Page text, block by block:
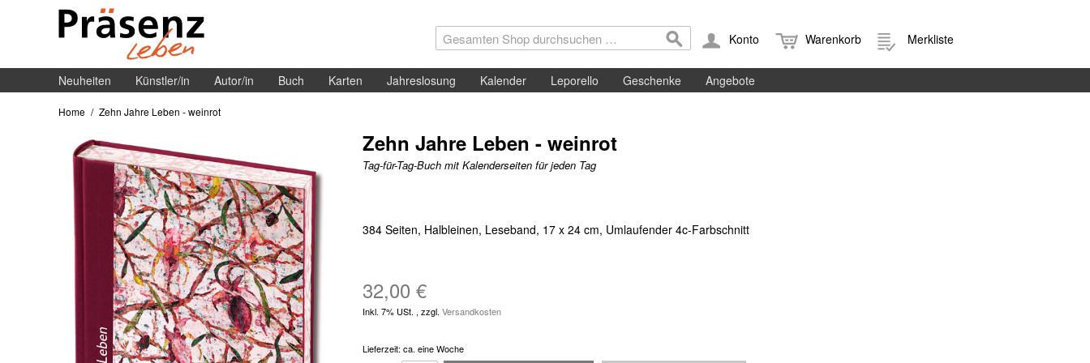
Konto Warenkorb Merkliste
Neuheiten Künstler/in Autor/in Buch Karten Jahreslosung Kalender Leporello Geschenke Angebote
Home / Zehn Jahre Leben - weinrot
Zehn Jahre Leben - weinrot
Tag-für-Tag-Buch mit Kalenderseiten für jeden Tag
384 Seiten, Halbleinen, Leseband, 17 x 24 cm, Umlaufender 4c-Farbschnitt
32,00 €
Inkl. 7% USt. , zzgl. Versandkosten
Lieferzeit: ca. eine Woche